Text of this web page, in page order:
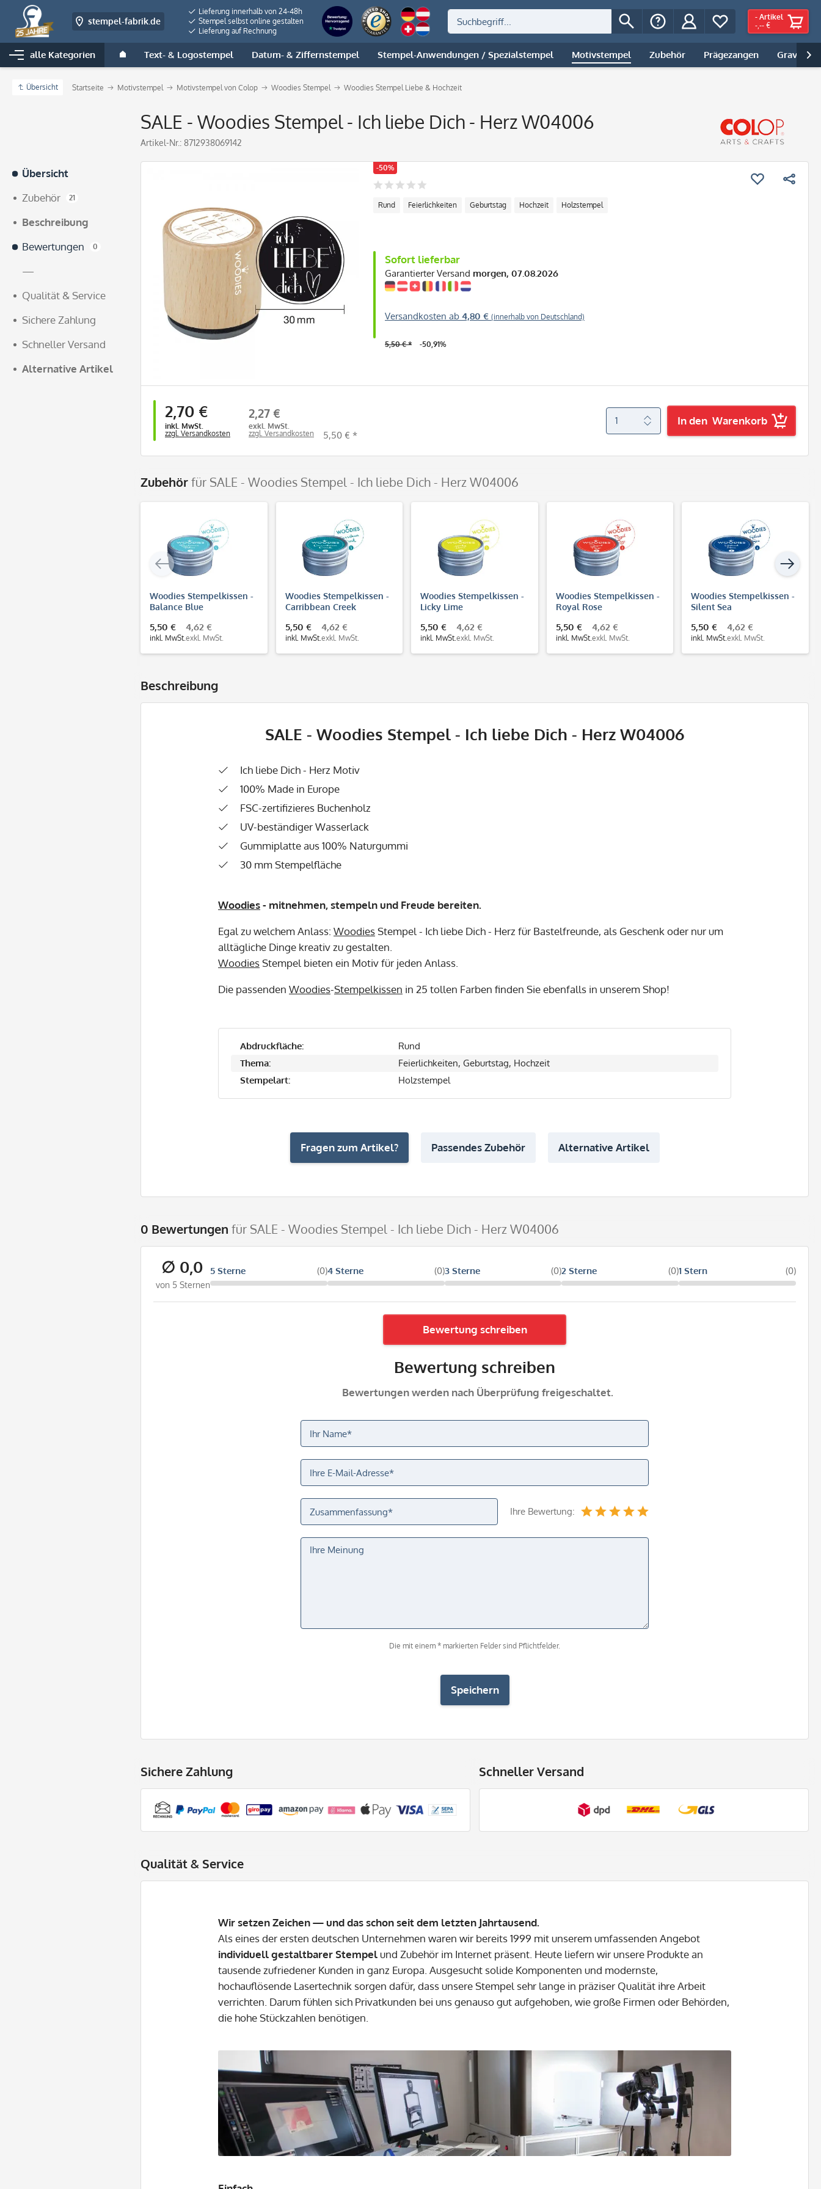
stempel-fabrik.de
Lieferung innerhalb von 24-48h
Stempel selbst online gestalten
Lieferung auf Rechnung
- Artikel
-,-- €
alle Kategorien Text- & Logostempel Datum- & Ziffernstempel Stempel-Anwendungen / Spezialstempel Motivstempel Zubehör Prägezangen Gravur |

Übersicht Startseite Motivstempel Motivstempel von Colop Woodies Stempel Woodies Stempel Liebe & Hochzeit
SALE - Woodies Stempel - Ich liebe Dich - Herz W04006
Artikel-Nr.: 8712938069142
Übersicht
Zubehör
21
Beschreibung
Bewertungen
0
—
Qualität & Service
Sichere Zahlung
Schneller Versand
Alternative Artikel
-50%
Rund Feierlichkeiten Geburtstag Hochzeit Holzstempel
Sofort lieferbar
Garantierter Versand morgen, 07.08.2026
Versandkosten ab 4,80 € (innerhalb von Deutschland)
5,50 € * -50,91%
2,70 €
inkl. MwSt.
zzgl. Versandkosten
2,27 €
exkl. MwSt.
zzgl. Versandkosten
5,50 € *
In den Warenkorb
Zubehörfür SALE - Woodies Stempel - Ich liebe Dich - Herz W04006
Woodies Stempelkissen -
Balance Blue
5,50 €
inkl. MwSt.
4,62 €
exkl. MwSt.
Woodies Stempelkissen -
Carribbean Creek
5,50 €
inkl. MwSt.
4,62 €
exkl. MwSt.
Woodies Stempelkissen -
Licky Lime
5,50 €
inkl. MwSt.
4,62 €
exkl. MwSt.
Woodies Stempelkissen -
Royal Rose
5,50 €
inkl. MwSt.
4,62 €
exkl. MwSt.
Woodies Stempelkissen -
Silent Sea
5,50 €
inkl. MwSt.
4,62 €
exkl. MwSt.
Beschreibung
SALE - Woodies Stempel - Ich liebe Dich - Herz W04006
Ich liebe Dich - Herz Motiv
100% Made in Europe
FSC-zertifizieres Buchenholz
UV-beständiger Wasserlack
Gummiplatte aus 100% Naturgummi
30 mm Stempelfläche
Woodies- mitnehmen, stempeln und Freude bereiten.
Egal zu welchem Anlass: WoodiesStempel - Ich liebe Dich - Herz für Bastelfreunde, als Geschenk oder nur um
alltägliche Dinge kreativ zu gestalten.
WoodiesStempel bieten ein Motiv für jeden Anlass.
Die passenden Woodies-Stempelkissen in 25 tollen Farben finden Sie ebenfalls in unserem Shop!
Abdruckfläche:
Rund
Thema:
Feierlichkeiten, Geburtstag, Hochzeit
Stempelart:
Holzstempel
Fragen zum Artikel? Passendes Zubehör Alternative Artikel
0 Bewertungen für SALE - Woodies Stempel - Ich liebe Dich - Herz W04006
∅ 0,0
von 5 Sternen
5 Sterne (0)4 Sterne (0)3 Sterne (0)2 Sterne (0)1 Stern (0)
Bewertung schreiben
Bewertung schreiben
Bewertungen werden nach Überprüfung freigeschaltet.
Ihre Bewertung:
Die mit einem * markierten Felder sind Pflichtfelder.
Speichern
Sichere Zahlung Schneller Versand
Qualität & Service
Wir setzen Zeichen — und das schon seit dem letzten Jahrtausend.
Als eines der ersten deutschen Unternehmen waren wir bereits 1999 mit unserem umfassenden Angebot
individuell gestaltbarer Stempelund Zubehör im Internet präsent. Heute liefern wir unsere Produkte an
tausende zufriedener Kunden in ganz Europa. Ausgesucht solide Komponenten und modernste,
hochauflösende Lasertechnik sorgen dafür, dass unsere Stempel sehr lange in präziser Qualität ihre Arbeit
verrichten. Darum fühlen sich Privatkunden bei uns genauso gut aufgehoben, wie große Firmen oder Behörden,
die hohe Stückzahlen benötigen.